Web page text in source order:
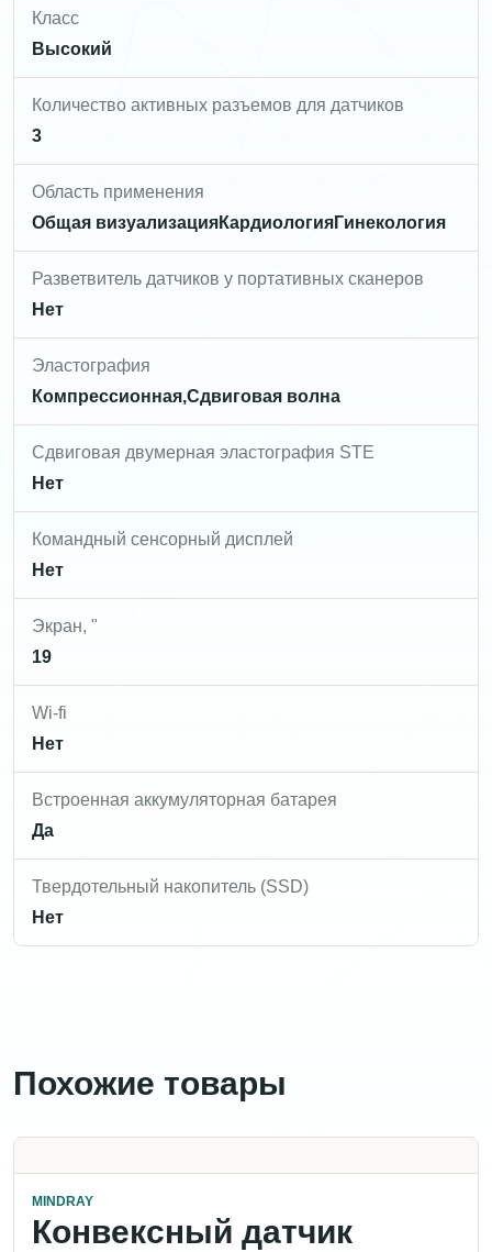
Класс
Высокий
Количество активных разъемов для датчиков
3
Область применения
Общая визуализацияКардиологияГинекология
Разветвитель датчиков у портативных сканеров
Нет
Эластография
Компрессионная,Сдвиговая волна
Сдвиговая двумерная эластография STE
Нет
Командный сенсорный дисплей
Нет
Экран, "
19
Wi-fi
Нет
Встроенная аккумуляторная батарея
Да
Твердотельный накопитель (SSD)
Нет
Похожие товары
MINDRAY
Конвексный датчик